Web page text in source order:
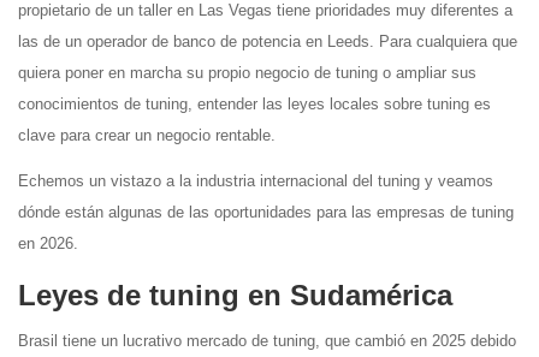
propietario de un taller en Las Vegas tiene prioridades muy diferentes a
las de un operador de banco de potencia en Leeds. Para cualquiera que
quiera poner en marcha su propio negocio de tuning o ampliar sus
conocimientos de tuning, entender las leyes locales sobre tuning es
clave para crear un negocio rentable.
Echemos un vistazo a la industria internacional del tuning y veamos
dónde están algunas de las oportunidades para las empresas de tuning
en 2026.
Leyes de tuning en Sudamérica
Brasil tiene un lucrativo mercado de tuning, que cambió en 2025 debido